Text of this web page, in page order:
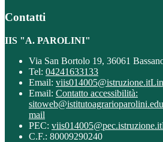
Contatti
IIS "A. PAROLINI"
Via San Bortolo 19, 36061
Tel: 04241633133
Email: viis014005@istruzione.it
Email: Contatto accessibilità:
mail
PEC: viis014005@pec.istruzione.it
C.F.: 80009290240